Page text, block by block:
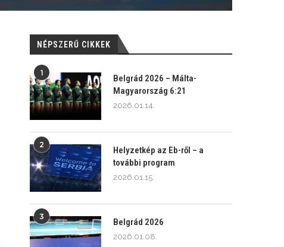
NÉPSZERŰ CIKKEK
1
Belgrád 2026 – Málta-
Magyarország 6:21
2026.01.14.
2
Helyzetkép az Eb-ről – a
további program
2026.01.15.
3
Belgrád 2026
2026.01.08.